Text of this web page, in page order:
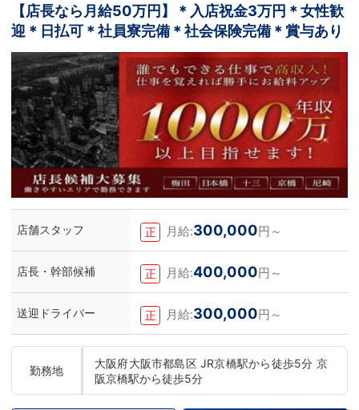
【店長なら月給50万円】＊入店祝金3万円＊女性歓
迎＊日払可＊社員寮完備＊社会保険完備＊賞与あり
店舗スタッフ 正 月給:300,000円～
店長・幹部候補 正 月給:400,000円～
送迎ドライバー 正 月給:300,000円～
勤務地
大阪府大阪市都島区 JR京橋駅から徒歩5分 京
阪京橋駅から徒歩5分